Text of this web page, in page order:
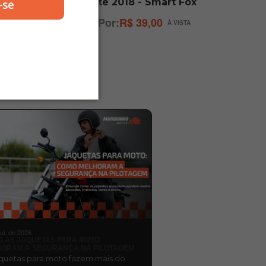
R$ 39,00
de 2026
para moto fazem mais do